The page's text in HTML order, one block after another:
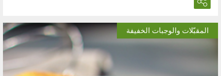
المقبّلات والوجبات الخفيفة